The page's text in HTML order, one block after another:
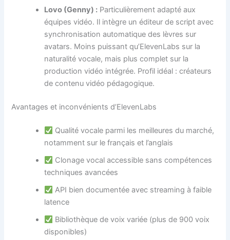
Lovo (Genny) : Particulièrement adapté aux
équipes vidéo. Il intègre un éditeur de script avec
synchronisation automatique des lèvres sur
avatars. Moins puissant qu’ElevenLabs sur la
naturalité vocale, mais plus complet sur la
production vidéo intégrée. Profil idéal : créateurs
de contenu vidéo pédagogique.
Avantages et inconvénients d’ElevenLabs
Qualité vocale parmi les meilleures du marché,
notamment sur le français et l’anglais
Clonage vocal accessible sans compétences
techniques avancées
API bien documentée avec streaming à faible
latence
Bibliothèque de voix variée (plus de 900 voix
disponibles)